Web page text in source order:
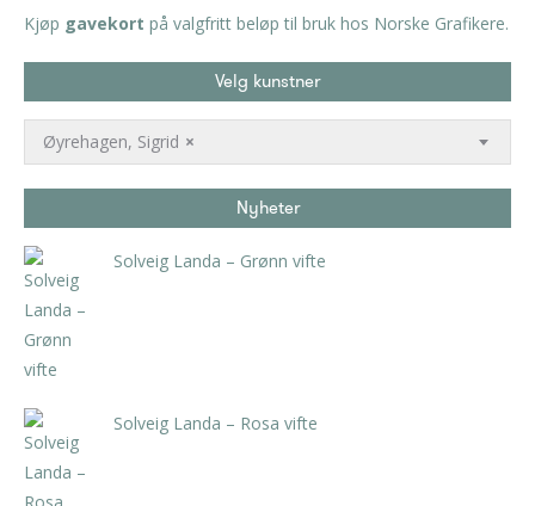
Kjøp gavekort på valgfritt beløp til bruk hos Norske Grafikere.
Velg kunstner
×
Øyrehagen, Sigrid
Nyheter
Solveig Landa – Grønn vifte
Solveig Landa – Rosa vifte